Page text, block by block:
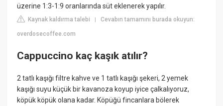
üzerine 1:3-1:9 oranlarında süt eklenerek yapılır.
Kaynak kaldırma talebi |Cevabın tamamını burada okuyun:
overdosecoffee.com
Cappuccino kaç kaşık atılır?
2 tatlı kaşığı filtre kahve ve 1 tatlı kaşığı şekeri, 2 yemek
kaşığı suyu küçük bir kavanoza koyup iyice çalkalıyoruz,
köpük köpük olana kadar. Köpüğü fincanlara bölerek